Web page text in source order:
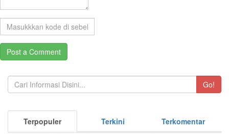
Go!
Terpopuler Terkini Terkomentar